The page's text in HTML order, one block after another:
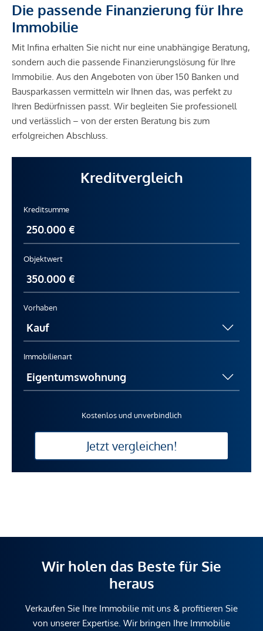
Die passende Finanzierung für Ihre
Immobilie
Mit Infina erhalten Sie nicht nur eine unabhängige Beratung,
sondern auch die passende Finanzierungslösung für Ihre
Immobilie. Aus den Angeboten von über 150 Banken und
Bausparkassen vermitteln wir Ihnen das, was perfekt zu
Ihren Bedürfnissen passt. Wir begleiten Sie professionell
und verlässlich – von der ersten Beratung bis zum
erfolgreichen Abschluss.
Kreditvergleich
Kreditsumme
Objektwert
Vorhaben
Immobilienart
Kostenlos und unverbindlich
Jetzt vergleichen!
Wir holen das Beste für Sie
heraus
Verkaufen Sie Ihre Immobilie mit uns & profitieren Sie
von unserer Expertise. Wir bringen Ihre Immobilie